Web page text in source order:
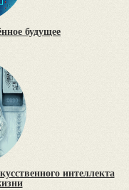
будущее
интеллекта